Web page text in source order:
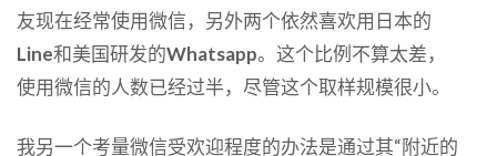
友现在经常使用微信，另外两个依然喜欢用日本的
Line和美国研发的Whatsapp。这个比例不算太差，
使用微信的人数已经过半，尽管这个取样规模很小。
我另一个考量微信受欢迎程度的办法是通过其“附近的